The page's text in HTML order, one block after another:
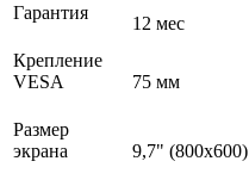
Гарантия
12 мес
Крепление
VESA
75 мм
Размер
экрана
9,7" (800x600)